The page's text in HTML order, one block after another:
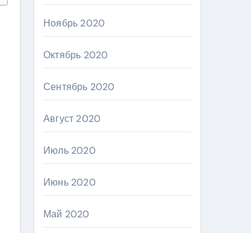
Ноябрь 2020
Октябрь 2020
Сентябрь 2020
Август 2020
Июль 2020
Июнь 2020
Май 2020